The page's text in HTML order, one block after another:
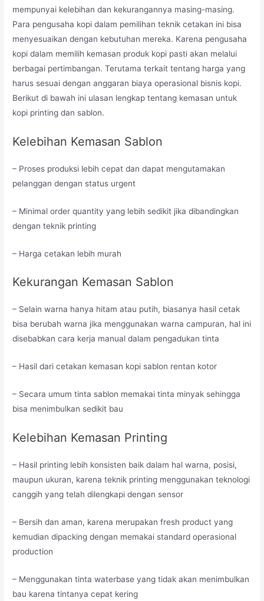
mempunyai kelebihan dan kekurangannya masing-masing.
Para pengusaha kopi dalam pemilihan teknik cetakan ini bisa
menyesuaikan dengan kebutuhan mereka. Karena pengusaha
kopi dalam memilih kemasan produk kopi pasti akan melalui
berbagai pertimbangan. Terutama terkait tentang harga yang
harus sesuai dengan anggaran biaya operasional bisnis kopi.
Berikut di bawah ini ulasan lengkap tentang kemasan untuk
kopi printing dan sablon.
Kelebihan Kemasan Sablon
– Proses produksi lebih cepat dan dapat mengutamakan
pelanggan dengan status urgent
– Minimal order quantity yang lebih sedikit jika dibandingkan
dengan teknik printing
– Harga cetakan lebih murah
Kekurangan Kemasan Sablon
– Selain warna hanya hitam atau putih, biasanya hasil cetak
bisa berubah warna jika menggunakan warna campuran, hal ini
disebabkan cara kerja manual dalam pengadukan tinta
– Hasil dari cetakan kemasan kopi sablon rentan kotor
– Secara umum tinta sablon memakai tinta minyak sehingga
bisa menimbulkan sedikit bau
Kelebihan Kemasan Printing
– Hasil printing lebih konsisten baik dalam hal warna, posisi,
maupun ukuran, karena teknik printing menggunakan teknologi
canggih yang telah dilengkapi dengan sensor
– Bersih dan aman, karena merupakan fresh product yang
kemudian dipacking dengan memakai standard operasional
production
– Menggunakan tinta waterbase yang tidak akan menimbulkan
bau karena tintanya cepat kering